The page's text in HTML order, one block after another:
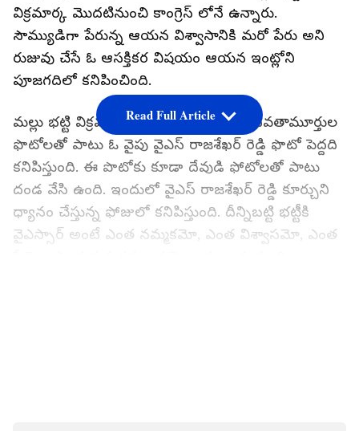
విక్రమార్క మొదటినుంచి కాంగ్రెస్ లోనే ఉన్నారు.
సౌమ్యుడిగా పేరున్న ఆయన విశ్వాసానికి మరో పేరు అని
రుజువు చేసే ఓ ఆసక్తికర విషయం ఆయన ఇంట్లోని
పూజగదిలో కనిపించింది.
మల్లు భట్టి విక్రమార్క ఇంట్లోని పూజగదిలో దేవతామూర్తుల
ఫొటోలతో పాటు ఓ వైపు వైఎస్ రాజశేఖర్ రెడ్డి ఫొటో పెద్దది
కనిపిస్తుంది. ఈ పొటోకు కూడా దేవుడి ఫోటోలతో పాటు
దండ వేసి ఉంది. ఇందులో వైఎస్ రాజశేఖర్ రెడ్డి కూర్చుని
ధ్యానం చేస్తున్న ఫోజులో కనిపిస్తుంది. దీన్నిబట్టి భట్టీకి
వైఎస్సార్ అంటే ఎంత నమ్మకమో, ఎంత విశ్వాసమో, ఎంత
Read Full Article